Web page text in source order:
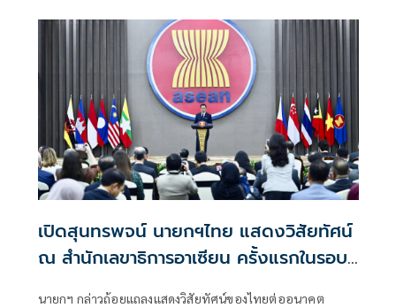
ว่า การเยือนครั้งนี้เกิดขึ้นในช่วงเปลี่ยนผ่านทางการเมืองของเมีย
นมา ซึ่งไทยมองว่าเป็นช่วงเวลาสำคัญในการผลักดันความร่วม
มือทั้งในระดับทวิภาคีและระดับภูมิภาค
เปิดสุนทรพจน์ นายกฯไทย แสดงวิสัยทัศน์
ณ สำนักเลขาธิการอาเซียน ครั้งแรกในรอบ
นายกฯ กล่าวถ้อยแถลงแสดงวิสัยทัศน์ของไทยต่ออนาคต